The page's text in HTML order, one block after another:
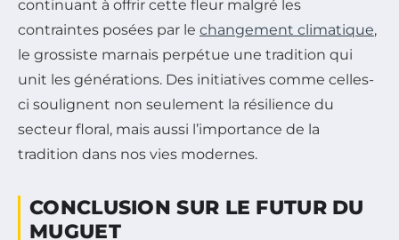
continuant à offrir cette fleur malgré les
contraintes posées par le changement climatique,
le grossiste marnais perpétue une tradition qui
unit les générations. Des initiatives comme celles-
ci soulignent non seulement la résilience du
secteur floral, mais aussi l’importance de la
tradition dans nos vies modernes.
CONCLUSION SUR LE FUTUR DU
MUGUET